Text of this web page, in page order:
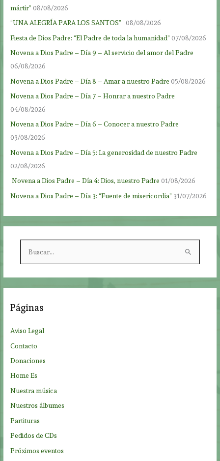
mártir” 08/08/2026
“UNA ALEGRÍA PARA LOS SANTOS”
08/08/2026
Fiesta de Dios Padre: “El Padre de toda la humanidad” 07/08/2026
Novena a Dios Padre – Día 9 – Al servicio del amor del Padre
06/08/2026
Novena a Dios Padre – Día 8 – Amar a nuestro Padre 05/08/2026
Novena a Dios Padre – Día 7 – Honrar a nuestro Padre
04/08/2026
Novena a Dios Padre – Día 6 – Conocer a nuestro Padre
03/08/2026
Novena a Dios Padre – Día 5: La generosidad de nuestro Padre
02/08/2026
Novena a Dios Padre – Día 4: Dios, nuestro Padre 01/08/2026
Novena a Dios Padre – Día 3: “Fuente de misericordia” 31/07/2026
r
:
Páginas
Aviso Legal
Contacto
Donaciones
Home Es
Nuestra música
Nuestros álbumes
Partituras
Pedidos de CDs
Próximos eventos